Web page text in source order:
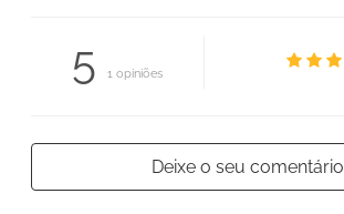
5 1 opiniões
Deixe o seu comentário